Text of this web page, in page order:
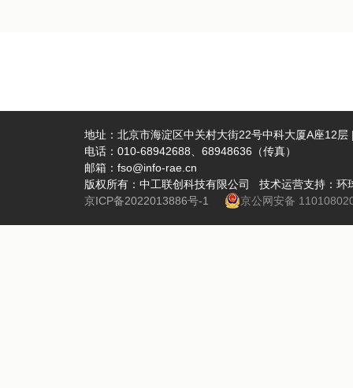
地址：北京市海淀区中关村大街22号中科大厦A座12层
电话：010-68942688、68948636（传真）
邮箱：fso@info-rae.cn
版权所有：中工联创科技有限公司 技术运营支持：
京ICP备2022013886号-1
京公网安备